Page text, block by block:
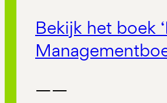
Bekijk het boek
——